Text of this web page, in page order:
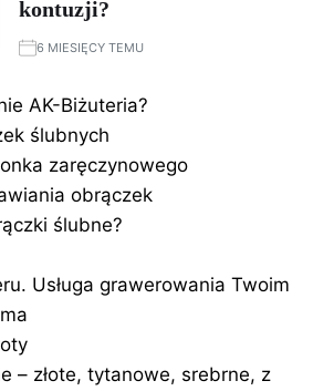
kontuzji?
6 MIESIĘCY TEMU
AK-Biżuteria?
ślubnych
zaręczynowego
obrączek
ślubne?
Usługa grawerowania Twoim
– złote, tytanowe, srebrne, z